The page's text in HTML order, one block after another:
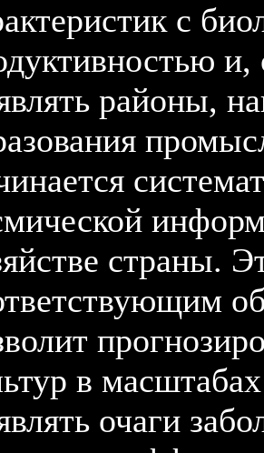
с
и,
районы,
страны.
в
очаги